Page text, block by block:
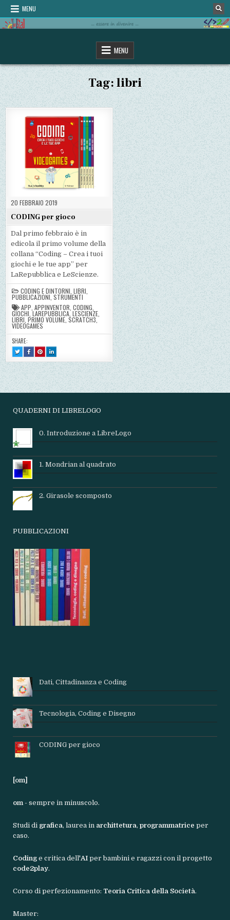
Skip
content
MENU
MENU
Tag:libri
20 FEBBRAIO 2019
CODING per gioco
Dal primo febbraio è in
edicola il primo volume della
collana “Coding – Crea i tuoi
giochi e le tue app” per
LaRepubblica e LeScienze.
CODING E DINTORNI ,LIBRI
PUBBLICAZIONI ,STRUMENTI
APP ,APPINVENTOR ,CODING
GIOCHI ,LAREPUBBLICA,LESCIENZE
LIBRI ,PRIMO VOLUME ,SCRATCH3
VIDEOGAMES
SHARE:
TWEET
THIS!
:
CODING
PER
GIOCO
SHARE
THIS
ON
FACEBOOK
:
CODING
PER
GIOCO
SHARE
THIS
ON
PINTEREST
:
CODING
PER
GIOCO
SHARE
THIS
ON
LINKEDIN
:
CODING
PER
GIOCO
QUADERNI DI LIBRELOGO
0. Introduzione a LibreLogo
1. Mondrian al quadrato
2. Girasole scomposto
PUBBLICAZIONI
Dati, Cittadinanza e Coding
Tecnologia, Coding e Disegno
CODING per gioco
[om]
om - sempre in minuscolo.
Studi di grafica, laurea in archittetura,programmatriceper
caso.
Codinge critica dell'AIper bambini e ragazzi con il progetto
code2play.
Corso di perfezionamento: Teoria Critica della Società.
Master: